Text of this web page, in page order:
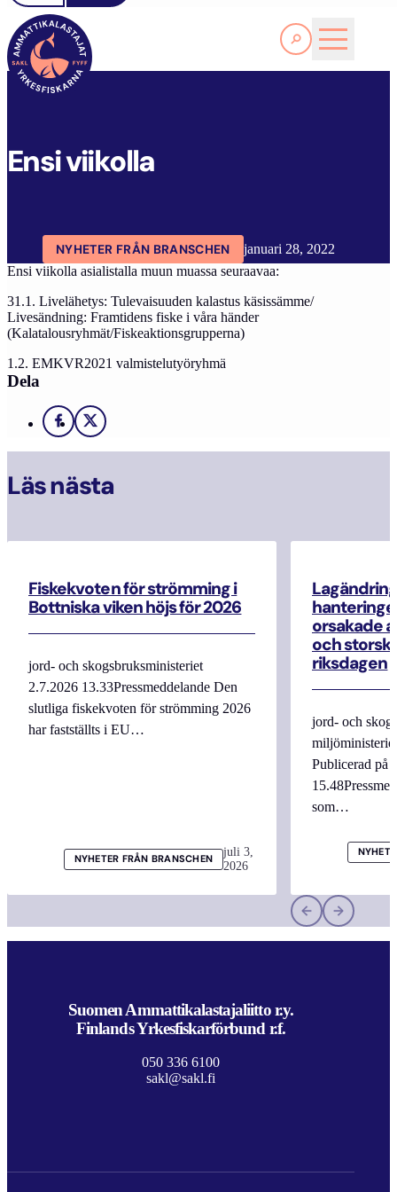
Läs Mer
FYFF
Ensi viikolla
NYHETER FRÅN BRANSCHEN
januari 28, 2022
Ensi viikolla asialistalla muun muassa seuraavaa:
31.1. Livelähetys: Tulevaisuuden kalastus käsissämme/
Livesändning: Framtidens fiske i våra händer
(Kalatalousryhmät/Fiskeaktionsgrupperna)
1.2. EMKVR2021 valmistelutyöryhmä
Dela
Facebook
X
Läs nästa
Fiskekvoten för strömming i
Bottniska viken höjs för 2026
jord- och skogsbruksministeriet
2.7.2026 13.33Pressmeddelande Den
slutliga fiskekvoten för strömming 2026
har fastställts i EU…
NYHETER FRÅN BRANSCHEN
juli 3,
2026
orsakade
och
riksdagen
jord- och
Publicerad på
som…
Suomen Ammattikalastajaliitto r.y.
Finlands Yrkesfiskarförbund r.f.
050 336 6100
sakl@sakl.fi